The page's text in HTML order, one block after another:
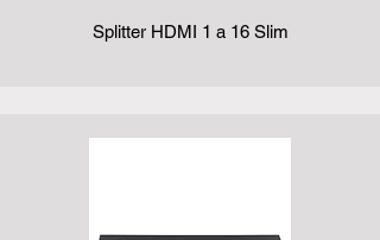
Splitter HDMI 1 a 16 Slim